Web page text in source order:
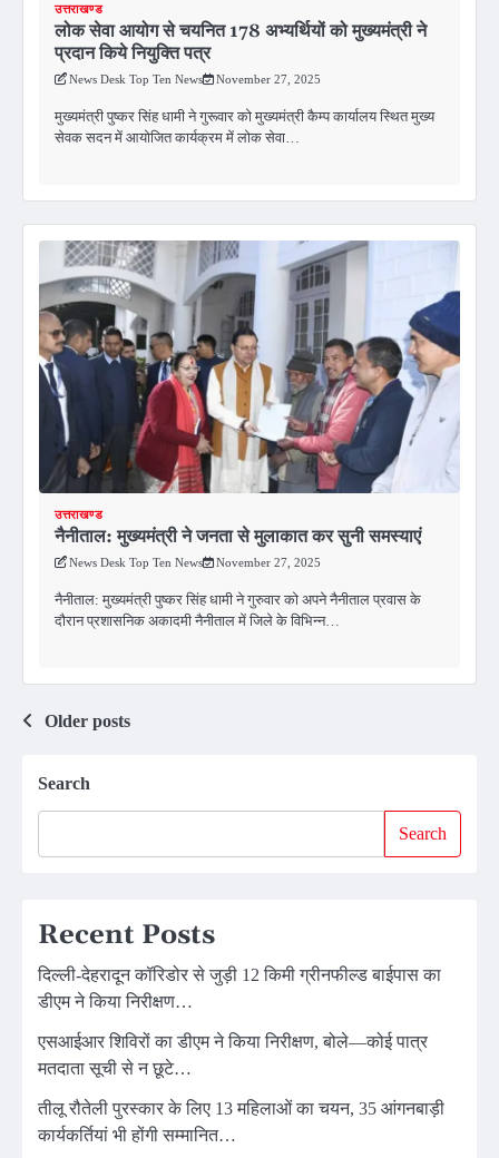
उत्तराखण्ड
लोक सेवा आयोग से चयनित 178 अभ्यर्थियों को मुख्यमंत्री ने
प्रदान किये नियुक्ति पत्र
News Desk Top Ten News November 27, 2025
मुख्यमंत्री पुष्कर सिंह धामी ने गुरूवार को मुख्यमंत्री कैम्प कार्यालय स्थित मुख्य
सेवक सदन में आयोजित कार्यक्रम में लोक सेवा…
उत्तराखण्ड
नैनीताल: मुख्यमंत्री ने जनता से मुलाकात कर सुनी समस्याएं
News Desk Top Ten News November 27, 2025
नैनीताल: मुख्यमंत्री पुष्कर सिंह धामी ने गुरुवार को अपने नैनीताल प्रवास के
दौरान प्रशासनिक अकादमी नैनीताल में जिले के विभिन्न…
Posts
Older posts
Search
Search
Recent Posts
दिल्ली-देहरादून कॉरिडोर से जुड़ी 12 किमी ग्रीनफील्ड बाईपास का
डीएम ने किया निरीक्षण…
एसआईआर शिविरों का डीएम ने किया निरीक्षण, बोले—कोई पात्र
मतदाता सूची से न छूटे…
तीलू रौतेली पुरस्कार के लिए 13 महिलाओं का चयन, 35 आंगनबाड़ी
कार्यकर्तियां भी होंगी सम्मानित…